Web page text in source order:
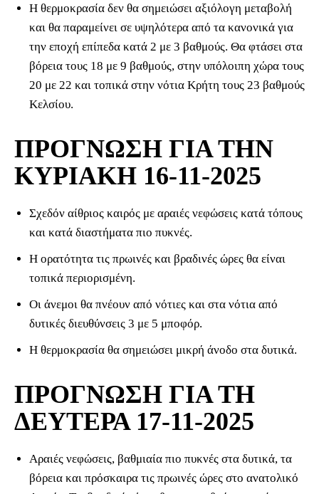
Η θερμοκρασία δεν θα σημειώσει αξιόλογη μεταβολή
και θα παραμείνει σε υψηλότερα από τα κανονικά για
την εποχή επίπεδα κατά 2 με 3 βαθμούς. Θα φτάσει στα
βόρεια τους 18 με 9 βαθμούς, στην υπόλοιπη χώρα τους
20 με 22 και τοπικά στην νότια Κρήτη τους 23 βαθμούς
Κελσίου.
ΠΡΟΓΝΩΣΗ ΓΙΑ ΤΗΝ
ΚΥΡΙΑΚΗ 16-11-2025
Σχεδόν αίθριος καιρός με αραιές νεφώσεις κατά τόπους
και κατά διαστήματα πιο πυκνές.
Η ορατότητα τις πρωινές και βραδινές ώρες θα είναι
τοπικά περιορισμένη.
Οι άνεμοι θα πνέουν από νότιες και στα νότια από
δυτικές διευθύνσεις 3 με 5 μποφόρ.
Η θερμοκρασία θα σημειώσει μικρή άνοδο στα δυτικά.
ΠΡΟΓΝΩΣΗ ΓΙΑ ΤΗ
ΔΕΥΤΕΡΑ 17-11-2025
Αραιές νεφώσεις, βαθμιαία πιο πυκνές στα δυτικά, τα
βόρεια και πρόσκαιρα τις πρωινές ώρες στο ανατολικό